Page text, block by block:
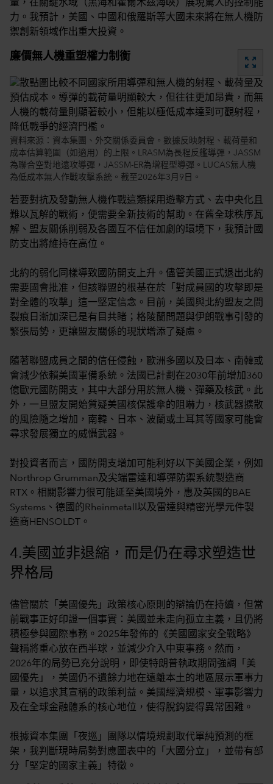
量，在關鍵水域（黑海和霍爾木茲海峽）展現驚人的控制能
力。我預計，美國、中國和俄羅斯等大國未來將在無人機防
禦創新領域作出重大投資。
廉價無人機重塑權力制衡 zoom_out_map
資料來源：資本集團、外交關係委員會。數據反映射程、載荷量和
成本估算範圍（如適用）的上限。LRASM為長程反艦導彈，JASSM
為聯合空對地遠攻導彈，JASSM-ER為增程型導彈。LUCAS無人機
為低成本無人作戰攻擊系統。截至2026年3月9日。
若要對抗及發動無人機作戰這類採用遊擊方式、去中央化且
難以瓦解的戰術，便需要全新技術的幫助。在舊全球秩序瓦
解、盟友關係削弱及各國互不信任加劇的環境下，我預計國
防支出將維持在高位。
北約的弱化同樣導致國防開支上升。儘管美國正式退出北約
需要國會批准，但該聯盟的根基在於「對成員國的攻擊即是
對全體的攻擊」這一堅定信念。目前，美國與北約盟友之間
裂痕日漸加深已是有目共睹；格陵蘭問題與伊朗戰事引發的
緊張局勢，更讓盟友關係的現狀增添了疑慮。
隨著聯盟成員之間的信任侵蝕，歐洲多國以及日本、南韓或
會減少依賴美國軍備系統。法國已計劃在2030年前增加360
億歐元國防開支，其中大部分用於無人機、彈藥及核武。此
外，一旦盟友開始質疑美國核保護傘的阻嚇力，核武器擴散
的風險隨之增加，南韓、日本、波蘭或土耳其等國家可能會
尋求發展獨立的威懾武器。
對投資者而言，國防開支增加可能利好以下美國企業，例如
Northrop Grumman及尖端雷達和導彈防禦系統製造商
RTX。相關影響力很可能延至美國境外，惠及英國的BAE
Systems、德國的Rheinmetall以及雷達與精密光學元件製
造商HENSOLDT。
4.美國並非退縮，而是仍在尋求塑造世
界格局
儘管關於「美國優先」政策核心原則的辯論仍在持續，但當
前戰事正好印證一個事實：美國並未走向孤立主義，且仍將
積極參與國際事務。2025年發佈的《美國國家安全戰略》
聲稱將重心放在西半球，並減少介入中東事務。然而，
2026年的局勢已充分說明，即使特朗普執政期間強調「美
國優先」，美國仍不遺餘力地在遠離本土的地區展示軍事力
量，以追求其宣稱的政策利益。美國經濟規模、軍事影響力
及在全球金融體系的核心地位，使得脫鈎變得異常困難。
根據資本集團「夜巡」團隊以情境規劃取代單純預測的框
架，我判斷現時局勢對應圖表中的「大國分立」，並帶有部
分「堅定的國家主義」特徵。